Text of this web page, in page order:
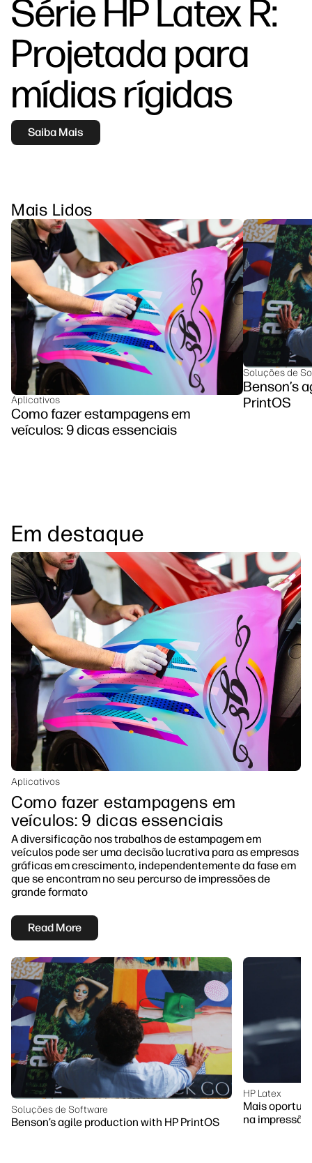
linkedInfacebook
twitteryoutube
Soluções de processo de trabalho
Sustentabilidade
Série HP Latex R:
Projetada para
mídias rígidas
Saiba Mais
Mais Lidos
Aplicativos
Como fazer estampagens em
veículos: 9 dicas essenciais
Soluções de
Benson’s
PrintOS
Em destaque
Aplicativos
Como fazer estampagens em
veículos: 9 dicas essenciais
A diversificação nos trabalhos de estampagem em
veículos pode ser uma decisão lucrativa para as empresas
gráficas em crescimento, independentemente da fase em
que se encontram no seu percurso de impressões de
grande formato
Read More
Soluções de Software
Benson’s agile production with HP PrintOS
HP Latex
Mais
na impressão